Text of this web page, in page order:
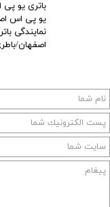
یو پی اس
نمایندگی
اصفهان/